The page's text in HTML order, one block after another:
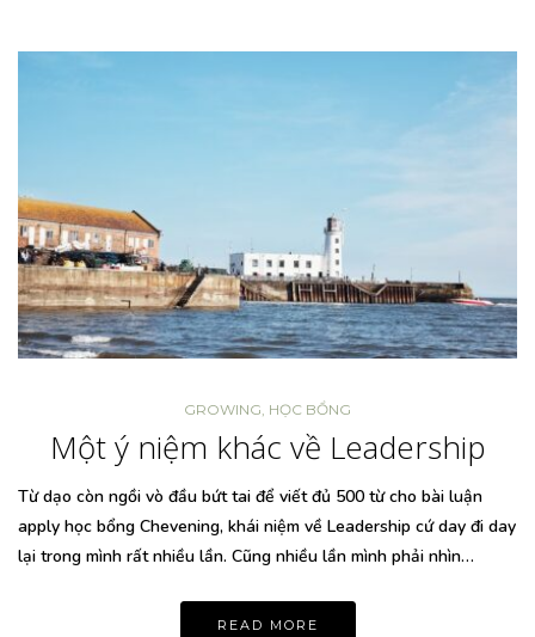
GROWING HỌC BỔNG
Một ý niệm khác về Leadership
Từ dạo còn ngồi vò đầu bứt tai để viết đủ 500 từ cho bài luận
apply học bổng Chevening, khái niệm về Leadership cứ day đi day
lại trong mình rất nhiều lần. Cũng nhiều lần mình phải nhìn…
READ MORE